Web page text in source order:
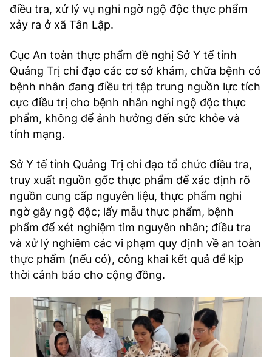
BÁO GIẤY
CỐNG HIẾN
BÙI XUÂN PHÁI
TIỆN ÍCH
LIÊN HỆ QUẢNG CÁO
Hotline: 0981.119.189
Điện thoại: 024.38254756
MẠNG XÃ HỘI
điều tra, xử lý vụ nghi ngờ ngộ độc thực phẩm
xảy ra ở xã Tân Lập.
Cục An toàn thực phẩm đề nghị Sở Y tế tỉnh
Quảng Trị chỉ đạo các cơ sở khám, chữa bệnh có
bệnh nhân đang điều trị tập trung nguồn lực tích
cực điều trị cho bệnh nhân nghi ngộ độc thực
phẩm, không để ảnh hưởng đến sức khỏe và
tính mạng.
Sở Y tế tỉnh Quảng Trị chỉ đạo tổ chức điều tra,
truy xuất nguồn gốc thực phẩm để xác định rõ
nguồn cung cấp nguyên liệu, thực phẩm nghi
ngờ gây ngộ độc; lấy mẫu thực phẩm, bệnh
phẩm để xét nghiệm tìm nguyên nhân; điều tra
và xử lý nghiêm các vi phạm quy định về an toàn
thực phẩm (nếu có), công khai kết quả để kịp
thời cảnh báo cho cộng đồng.